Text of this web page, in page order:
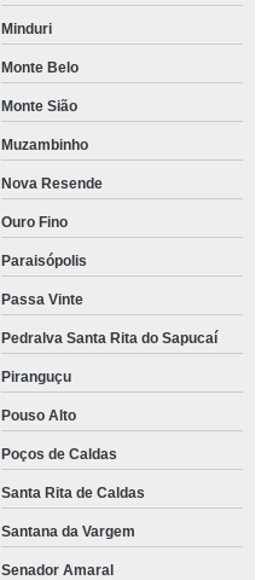
Minduri
Monte Belo
Monte Sião
Muzambinho
Nova Resende
Ouro Fino
Paraisópolis
Passa Vinte
Pedralva Santa Rita do Sapucaí
Piranguçu
Pouso Alto
Poços de Caldas
Santa Rita de Caldas
Santana da Vargem
Senador Amaral